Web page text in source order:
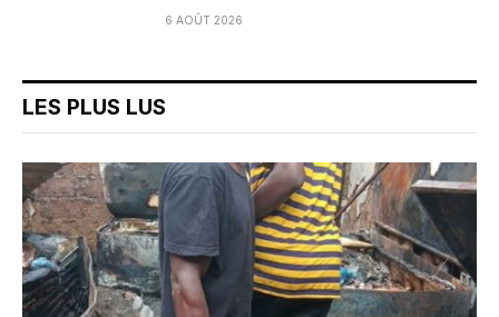
6 AOÛT 2026
LES PLUS LUS